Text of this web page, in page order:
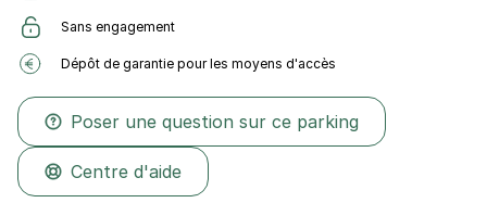
Sans engagement
Dépôt de garantie pour les moyens d'accès
Poser une question sur ce parking
Centre d'aide